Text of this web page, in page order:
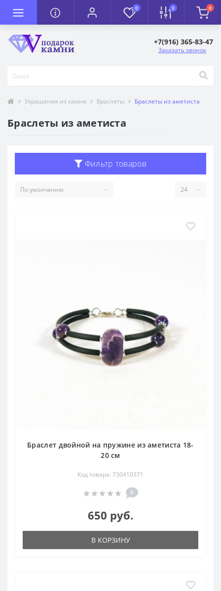
0 0 0
+7(916) 365-83-47
Заказать звонок
Украшения из камня Браслеты Браслеты из аметиста
Браслеты из аметиста
Фильтр товаров
Браслет двойной на пружине из аметиста 18-
20 см
Код товара: 730410371
0
650 руб.
В КОРЗИНУ